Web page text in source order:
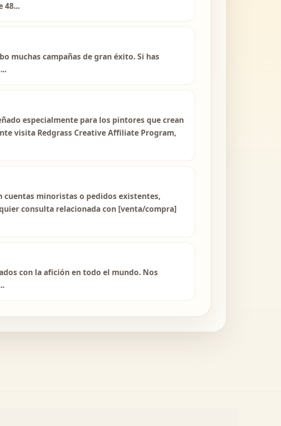
48...
muchas campañas de gran éxito. Si has
especialmente para los pintores que crean
visita Redgrass Creative Affiliate Program,
cuentas minoristas o pedidos existentes,
consulta relacionada con [venta/compra]
con la afición en todo el mundo. Nos